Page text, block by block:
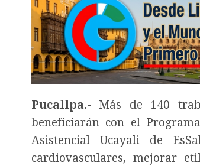
Pucallpa.- Más de 140
beneficiarán con el
Asistencial Ucayali de
cardiovasculares, mejorar